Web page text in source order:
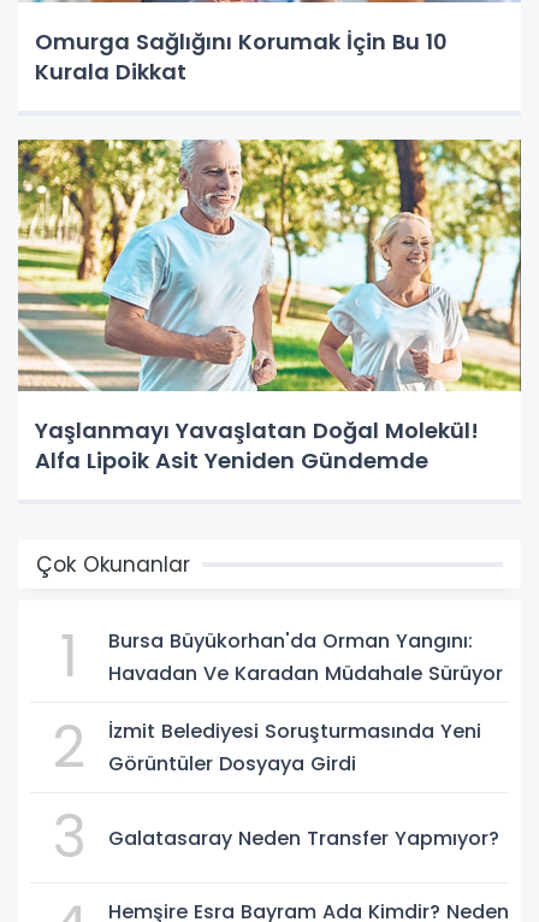
Omurga Sağlığını Korumak İçin Bu 10
Kurala Dikkat
Yaşlanmayı Yavaşlatan Doğal Molekül!
Alfa Lipoik Asit Yeniden Gündemde
Çok Okunanlar
1
Bursa Büyükorhan'da Orman Yangını:
Havadan Ve Karadan Müdahale Sürüyor
2
İzmit Belediyesi Soruşturmasında Yeni
Görüntüler Dosyaya Girdi
3 Galatasaray Neden Transfer Yapmıyor?
Hemşire Esra Bayram Ada Kimdir? Neden